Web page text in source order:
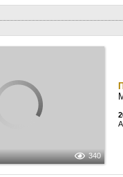
340